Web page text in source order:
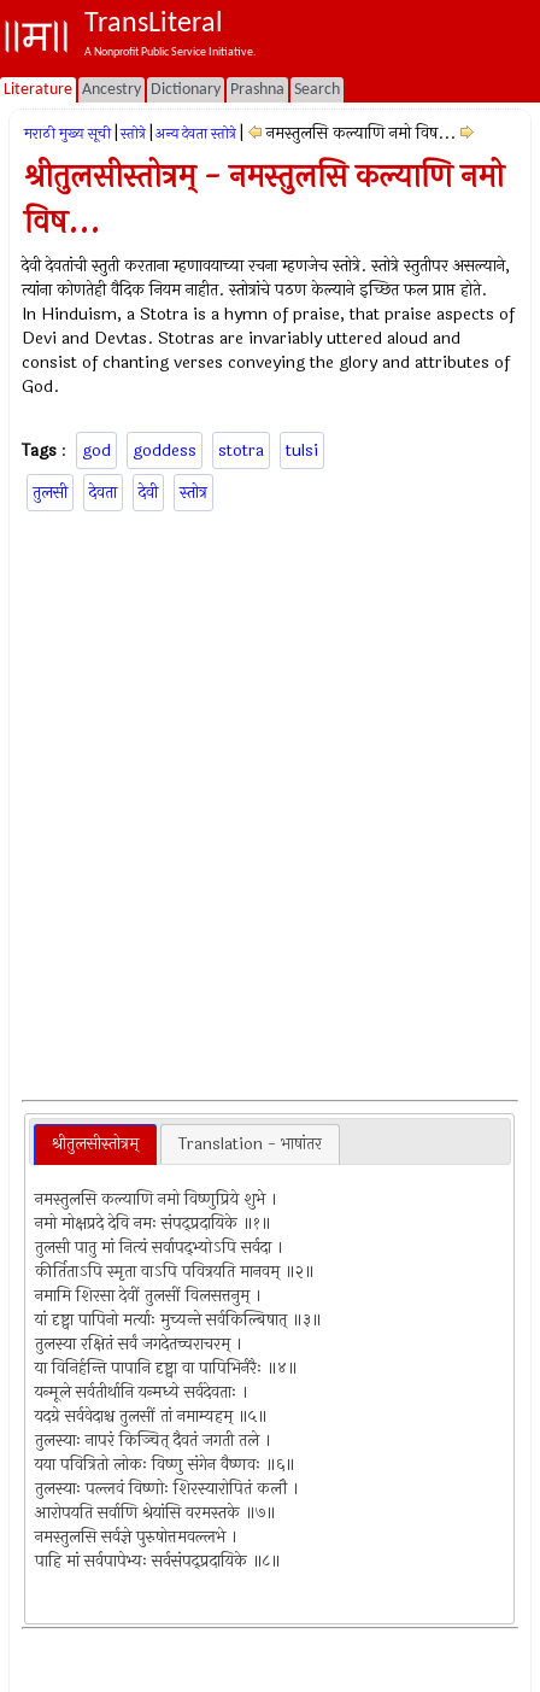
TransLiteral
A Nonprofit Public Service Initiative.
Literature Ancestry Dictionary Prashna Search
मराठी मुख्य सूची स्तोत्रे अन्य देवता स्तोत्रे नमस्तुलसि कल्याणि नमो विष...
श्रीतुलसीस्तोत्रम् - नमस्तुलसि कल्याणि नमो
विष...
देवी देवतांची स्तुती करताना म्हणावयाच्या रचना म्हणजेच स्तोत्रे. स्तोत्रे स्तुतीपर असल्याने,
त्यांना कोणतेही वैदिक नियम नाहीत. स्तोत्रांचे पठण केल्याने इच्छित फल प्राप्त होते.
In Hinduism, a Stotra is a hymn of praise, that praise aspects of
Devi and Devtas. Stotras are invariably uttered aloud and
consist of chanting verses conveying the glory and attributes of
God.
Tags : god goddess stotra
tulsi
तुलसी
देवता देवी स्तोत्र
श्रीतुलसीस्तोत्रम् Translation - भाषांतर
नमस्तुलसि कल्याणि नमो विष्णुप्रिये शुभे ।
नमो मोक्षप्रदे देवि नमः संपद्प्रदायिके ॥१॥
तुलसी पातु मां नित्यं सर्वापद्भ्योऽपि सर्वदा ।
कीर्तिताऽपि स्मृता वाऽपि पवित्रयति मानवम् ॥२॥
नमामि शिरसा देवीं तुलसीं विलसत्तनुम् ।
यां दृष्ट्वा पापिनो मर्त्याः मुच्यन्ते सर्वकिल्बिषात् ॥३॥
तुलस्या रक्षितं सर्वं जगदेतच्चराचरम् ।
या विनिर्हन्ति पापानि दृष्ट्वा वा पापिभिर्नरैः ॥४॥
यन्मूले सर्वतीर्थानि यन्मध्ये सर्वदेवताः ।
यदग्रे सर्ववेदाश्च तुलसीं तां नमाम्यहम् ॥५॥
तुलस्याः नापरं किञ्चित् दैवतं जगती तले ।
यया पवित्रितो लोकः विष्णु संगेन वैष्णवः ॥६॥
तुलस्याः पल्लवं विष्णोः शिरस्यारोपितं कलौ ।
आरोपयति सर्वाणि श्रेयांसि वरमस्तके ॥७॥
नमस्तुलसि सर्वज्ञे पुरुषोत्तमवल्लभे ।
पाहि मां सर्वपापेभ्यः सर्वसंपद्प्रदायिके ॥८॥